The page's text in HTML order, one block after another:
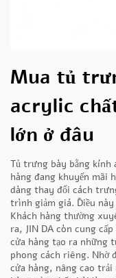
Mua tủ
acrylic
lớn ở đâu
Tủ trưng bày bằng kính
hàng đang khuyến mãi
dàng thay đổi cách
trình giảm giá. Điều này
Khách hàng thường
ra, JIN DA còn cung
cửa hàng tạo ra những
phong cách riêng. Nhờ
cửa hàng, nâng cao trải